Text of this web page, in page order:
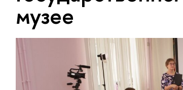
музее